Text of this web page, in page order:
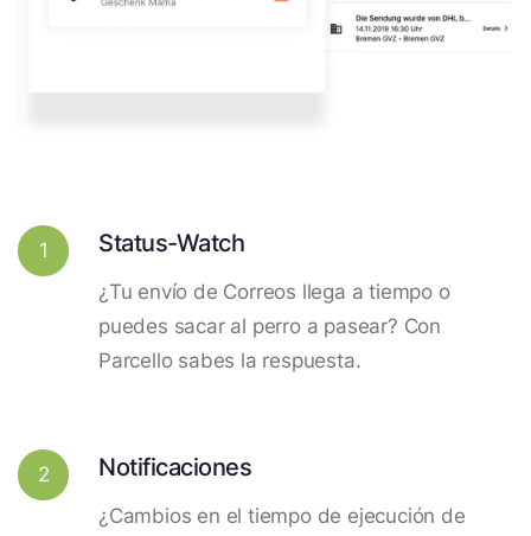
1 Status-Watch
¿Tu envío de Correos llega a tiempo o
puedes sacar al perro a pasear? Con
Parcello sabes la respuesta.
2 Notificaciones
¿Cambios en el tiempo de ejecución de